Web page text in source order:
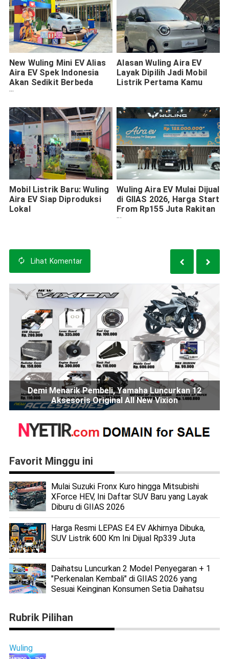
New Wuling Mini EV Alias
Aira EV Spek Indonesia
Akan Sedikit Berbeda
Dengan Global
Alasan Wuling Aira EV
Layak Dipilih Jadi Mobil
Listrik Pertama Kamu
Mobil Listrik Baru: Wuling
Aira EV Siap Diproduksi
Lokal
Wuling Aira EV Mulai Dijual
di GIIAS 2026, Harga Start
From Rp155 Juta Rakitan
Tanah Air
Lihat Komentar
Demi Menarik Pembeli, Yamaha Luncurkan 12
Aksesoris Original All New Vixion
Favorit Minggu ini
Mulai Suzuki Fronx Kuro hingga Mitsubishi
XForce HEV, Ini Daftar SUV Baru yang Layak
Diburu di GIIAS 2026
Harga Resmi LEPAS E4 EV Akhirnya Dibuka,
SUV Listrik 600 Km Ini Dijual Rp339 Juta
Daihatsu Luncurkan 2 Model Penyegaran + 1
"Perkenalan Kembali" di GIIAS 2026 yang
Sesuai Keinginan Konsumen Setia Daihatsu
Rubrik Pilihan
Wuling